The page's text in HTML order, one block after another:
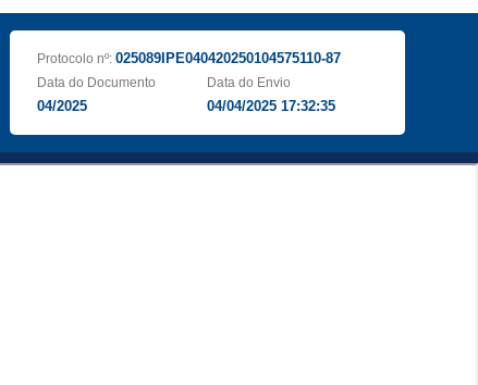
Protocolo nº: 025089IPE040420250104575110-87
Data do Documento
04/2025
Data do Envio
04/04/2025 17:32:35